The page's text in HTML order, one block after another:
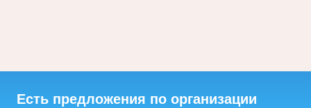
Есть предложения по организации